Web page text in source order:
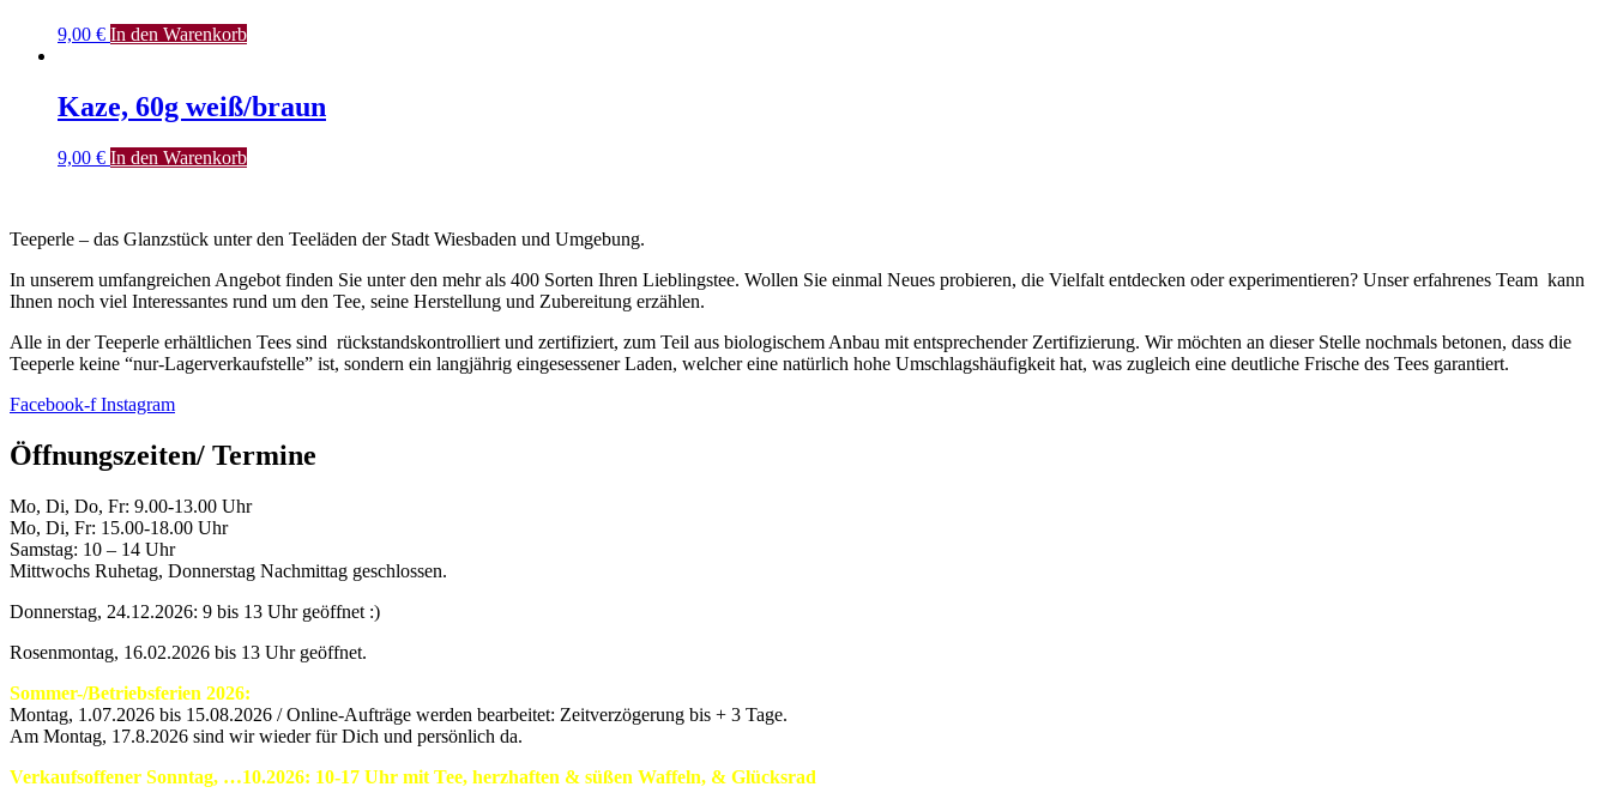
9,00 € In den Warenkorb
Kaze, 60g weiß/braun
9,00 € In den Warenkorb
Teeperle – das Glanzstück unter den Teeläden der Stadt Wiesbaden und Umgebung.
In unserem umfangreichen Angebot finden Sie unter den mehr als 400 Sorten Ihren Lieblingstee. Wollen Sie einmal Neues probieren, die Vielfalt entdecken oder experimentieren? Unser erfahrenes Team kann
Ihnen noch viel Interessantes rund um den Tee, seine Herstellung und Zubereitung erzählen.
Alle in der Teeperle erhältlichen Tees sind rückstandskontrolliert und zertifiziert, zum Teil aus biologischem Anbau mit entsprechender Zertifizierung. Wir möchten an dieser Stelle nochmals betonen, dass die
Teeperle keine “nur-Lagerverkaufstelle” ist, sondern ein langjährig eingesessener Laden, welcher eine natürlich hohe Umschlagshäufigkeit hat, was zugleich eine deutliche Frische des Tees garantiert.
Facebook-f Instagram
Öffnungszeiten/ Termine
Mo, Di, Do, Fr: 9.00-13.00 Uhr
Mo, Di, Fr: 15.00-18.00 Uhr
Samstag: 10 – 14 Uhr
Mittwochs Ruhetag, Donnerstag Nachmittag geschlossen.
Donnerstag, 24.12.2026: 9 bis 13 Uhr geöffnet :)
Rosenmontag, 16.02.2026 bis 13 Uhr geöffnet.
Sommer-/Betriebsferien 2026:
Montag, 1.07.2026 bis 15.08.2026 / Online-Aufträge werden bearbeitet: Zeitverzögerung bis + 3 Tage.
Am Montag, 17.8.2026 sind wir wieder für Dich und persönlich da.
Verkaufsoffener Sonntag, …10.2026: 10-17 Uhr mit Tee, herzhaften & süßen Waffeln, & Glücksrad